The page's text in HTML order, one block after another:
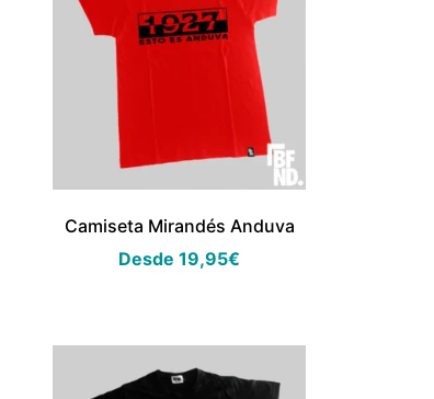
Camiseta Mirandés Anduva
Desde19,95€